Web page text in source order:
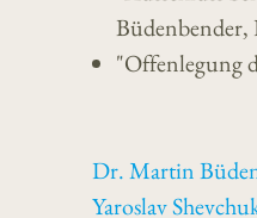
"Offenlegung
Dr. Martin
Yaroslav